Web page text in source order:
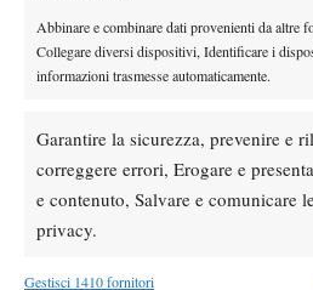
Abbinare e combinare dati provenienti da altre
Collegare diversi dispositivi, Identificare i
informazioni trasmesse automaticamente.
Garantire la sicurezza, prevenire e
correggere errori, Erogare e
e contenuto, Salvare e comunicare
privacy.
Gestisci 1410 fornitori
Testata giornalisticaSpazio Tennis
Editore:VIBES MEDIA SRL, P.iva
Direttore Responsabile: Alessandro
HOME
ENTRY LIST
NEWS